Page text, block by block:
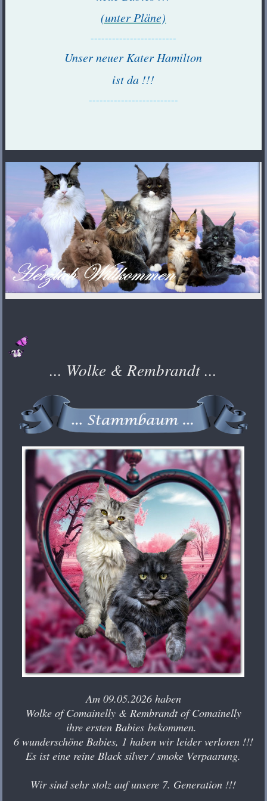
(unter Pläne)
------------------------
Unser neuer Kater Hamilton
ist da !!!
-------------------------
... Wolke & Rembrandt ...
Am 09.05.2026 haben
Wolke of Comainelly & Rembrandt of Comainelly
ihre ersten Babiesbekommen.
6 wunderschöne Babies, 1 haben wir leider verloren !!!
Es ist eine reine Black silver / smoke Verpaarung.
Wir sind sehr stolz auf unsere 7. Generation !!!